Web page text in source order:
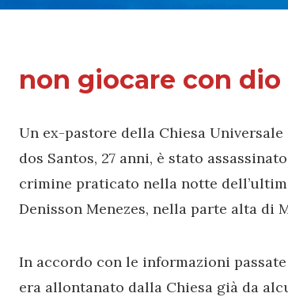
non giocare con dio
Un ex-pastore della Chiesa
dos Santos, 27 anni, è stato
crimine praticato nella notte
Denisson Menezes, nella parte alta di
In accordo con le informazioni
era allontanato dalla Chiesa già da